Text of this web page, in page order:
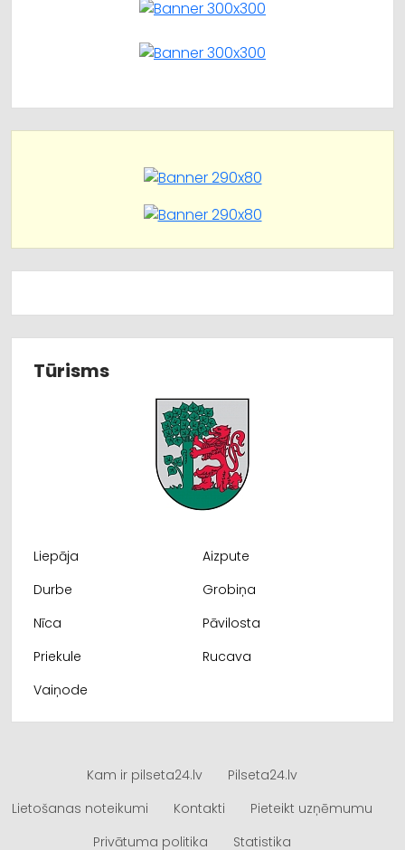
Tūrisms
Liepāja
Aizpute
Durbe
Grobiņa
Nīca
Pāvilosta
Priekule
Rucava
Vaiņode
Kam ir pilseta24.lv
Pilseta24.lv
Lietošanas noteikumi
Kontakti
Pieteikt uzņēmumu
Privātuma politika
Statistika